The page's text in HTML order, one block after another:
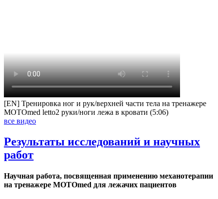
[EN] Тренировка ног и рук/верхней части тела на тренажере
MOTOmed letto2 руки/ноги лежа в кровати (5:06)
все видео
Результаты исследований и научных
работ
Научная работа, посвященная применению механотерапии
на тренажере MOTOmed для лежачих пациентов